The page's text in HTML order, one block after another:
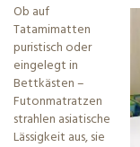
Ob auf
Tatamimatten
puristisch oder
eingelegt in
Bettkästen –
Futonmatratzen
strahlen asiatische
Lässigkeit aus, sie